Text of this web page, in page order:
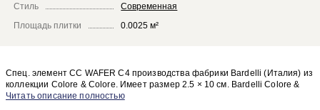
Стиль
Современная
Площадь плитки
0.0025 м²
Спец. элемент CC WAFER C4 производства фабрики Bardelli (Италия) из
коллекции Colore & Colore. Имеет размер 2.5 × 10 см. Bardelli Colore &
Colore CC WAFER C4 отлично сочетается с другими элементами